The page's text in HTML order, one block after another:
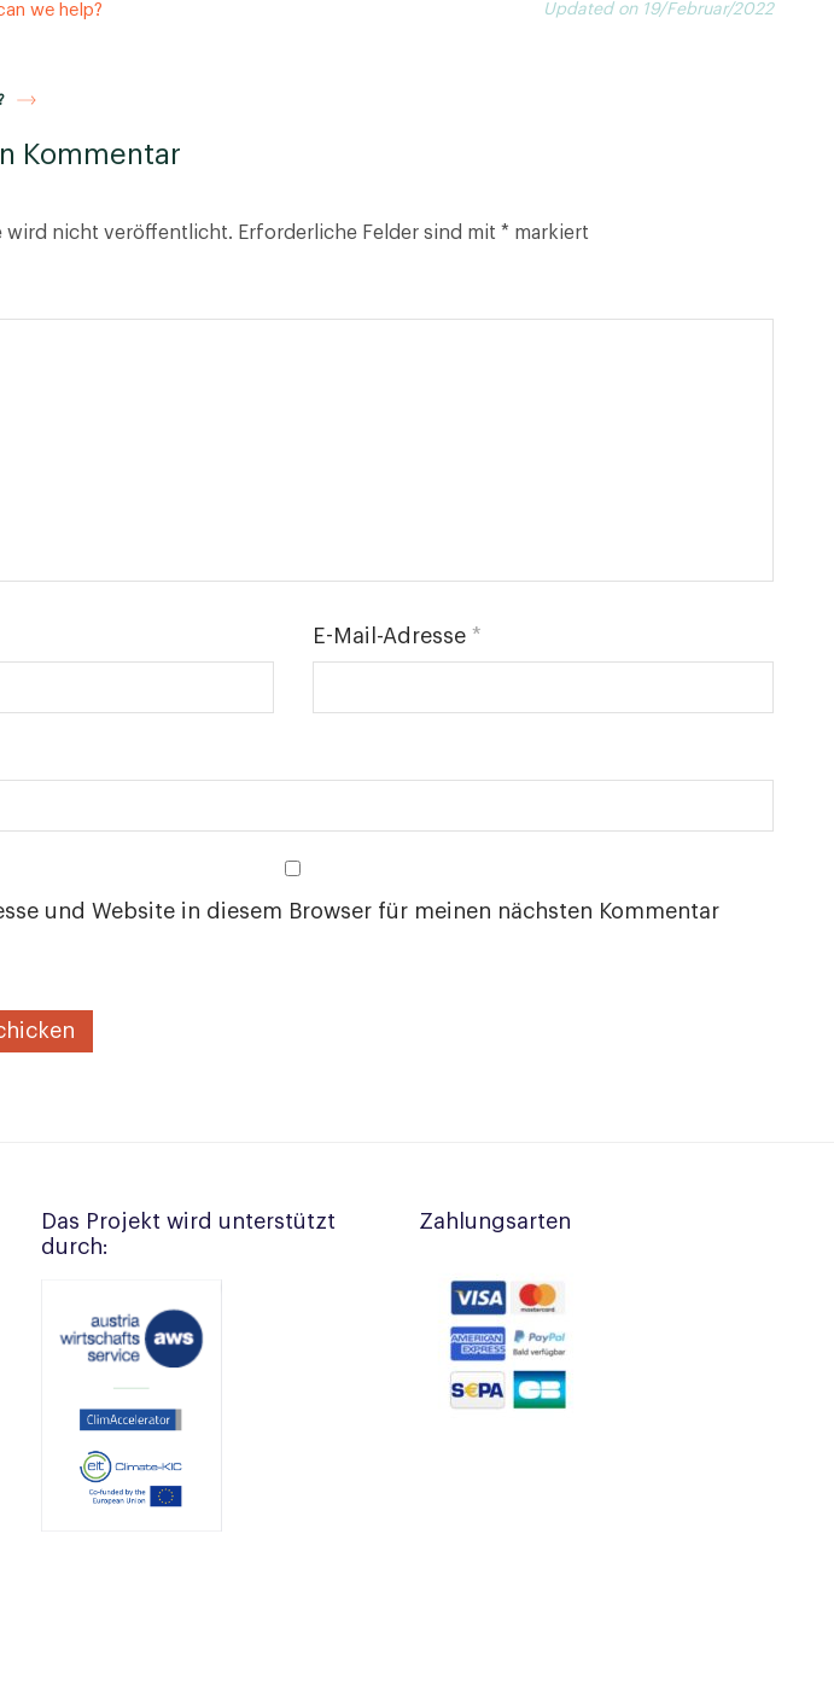
we help? Updated on 19/Februar/2022
Kommentar
wird nicht veröffentlicht. Erforderliche Felder sind mit* markiert
E-Mail-Adresse *
und Website in diesem Browser für meinen nächsten Kommentar
Das Projekt wird unterstützt
durch:
Zahlungsarten